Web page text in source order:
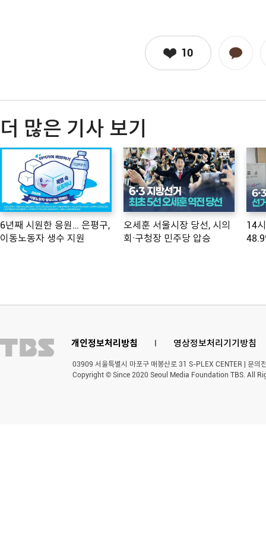
10
더 많은 기사 보기
6년째 시원한 응원… 은평구,
이동노동자 생수 지원
오세훈 서울시장 당선, 시의
회·구청장 민주당 압승
14
개인정보처리방침 l 영상정보처리기기방침
03909 서울특별시 마포구 매봉산로 31 S-PLEX CENTER | 문
Copyright © Since 2020 Seoul Media Foundation TBS. All